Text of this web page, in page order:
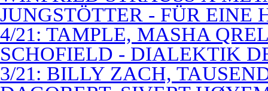
JUNGSTÖTTER - FÜR EINE
4/21: TAMPLE, MASHA
SCHOFIELD - DIALEKTIK
3/21: BILLY ZACH,